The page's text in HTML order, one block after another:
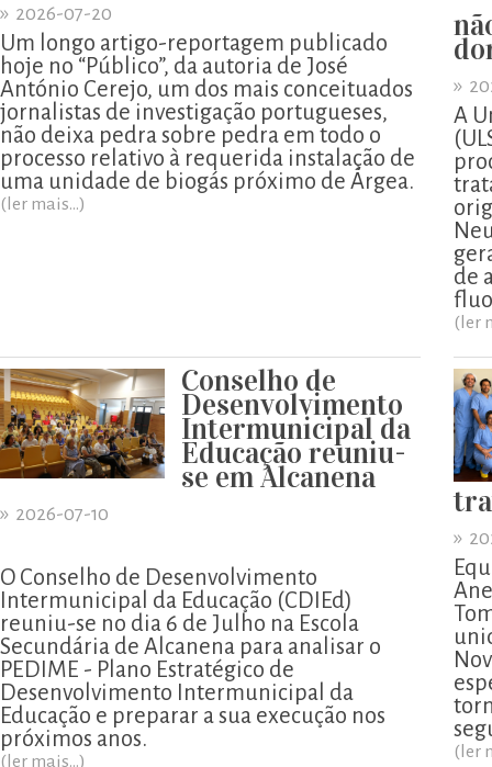
» 2026-07-20
Um longo artigo-reportagem publicado
hoje no “Público”, da autoria de José
António Cerejo, um dos mais conceituados
jornalistas de investigação portugueses,
não deixa pedra sobre pedra em todo o
processo relativo à requerida instalação de
uma unidade de biogás próximo de Árgea.
(ler mais...)
»
A
de
(ler
Conselho de
Desenvolvimento
Intermunicipal da
Educação reuniu-
se em Alcanena
» 2026-07-10
O Conselho de Desenvolvimento
Intermunicipal da Educação (CDIEd)
reuniu-se no dia 6 de Julho na Escola
Secundária de Alcanena para analisar o
PEDIME - Plano Estratégico de
Desenvolvimento Intermunicipal da
Educação e preparar a sua execução nos
próximos anos.
(ler mais...)
»
(ler